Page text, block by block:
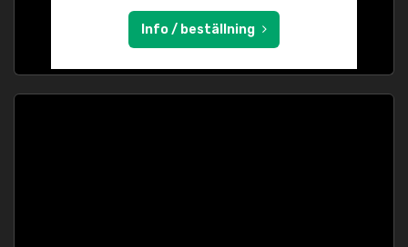
Info / beställning